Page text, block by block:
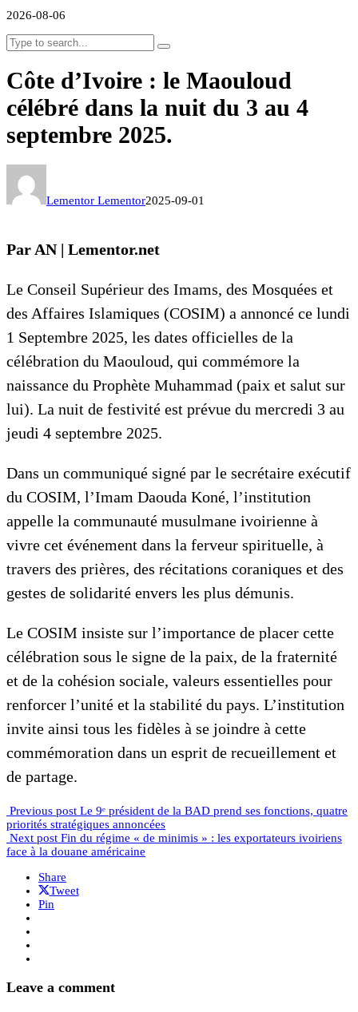
2026-08-06
Côte d’Ivoire : le Maouloud
célébré dans la nuit du 3 au 4
septembre 2025.
Lementor Lementor2025-09-01
Par AN | Lementor.net
Le Conseil Supérieur des Imams, des Mosquées et
des Affaires Islamiques (COSIM) a annoncé ce lundi
1 Septembre 2025, les dates officielles de la
célébration du Maouloud, qui commémore la
naissance du Prophète Muhammad (paix et salut sur
lui). La nuit de festivité est prévue du mercredi 3 au
jeudi 4 septembre 2025.
Dans un communiqué signé par le secrétaire exécutif
du COSIM, l’Imam Daouda Koné, l’institution
appelle la communauté musulmane ivoirienne à
vivre cet événement dans la ferveur spirituelle, à
travers des prières, des récitations coraniques et des
gestes de solidarité envers les plus démunis.
Le COSIM insiste sur l’importance de placer cette
célébration sous le signe de la paix, de la fraternité
et de la cohésion sociale, valeurs essentielles pour
renforcer l’unité et la stabilité du pays. L’institution
invite ainsi tous les fidèles à se joindre à cette
commémoration dans un esprit de recueillement et
de partage.
Previous post Le 9ᵉ président de la BAD prend ses fonctions, quatre
priorités stratégiques annoncées
Next post Fin du régime « de minimis » : les exportateurs ivoiriens
face à la douane américaine
Share
Tweet
Pin
Leave a comment